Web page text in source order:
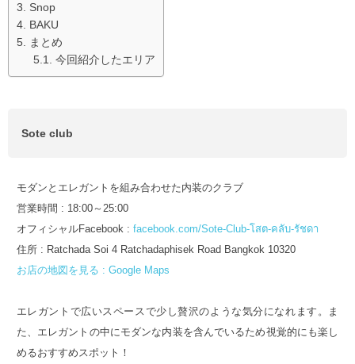
Snop
BAKU
まとめ
今回紹介したエリア
Sote club
モダンとエレガントを組み合わせた内装のクラブ
営業時間 : 18:00～25:00
オフィシャルFacebook : facebook.com/Sote-Club-โสต-คลับ-รัชดา
住所 : Ratchada Soi 4 Ratchadaphisek Road Bangkok 10320
お店の地図を見る : Google Maps
エレガントで広いスペースで少し贅沢のような気分になれます。ま
た、エレガントの中にモダンな内装を含んでいるため視覚的にも楽し
めるおすすめスポット！